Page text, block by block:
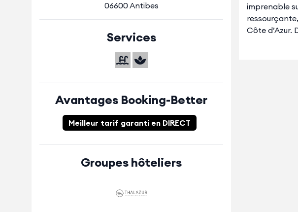
06600 Antibes
Services
Avantages Booking-Better
Meilleur tarif garanti en DIRECT
Groupes hôteliers
imprenable
Côte d’Azur.
dans l’eau